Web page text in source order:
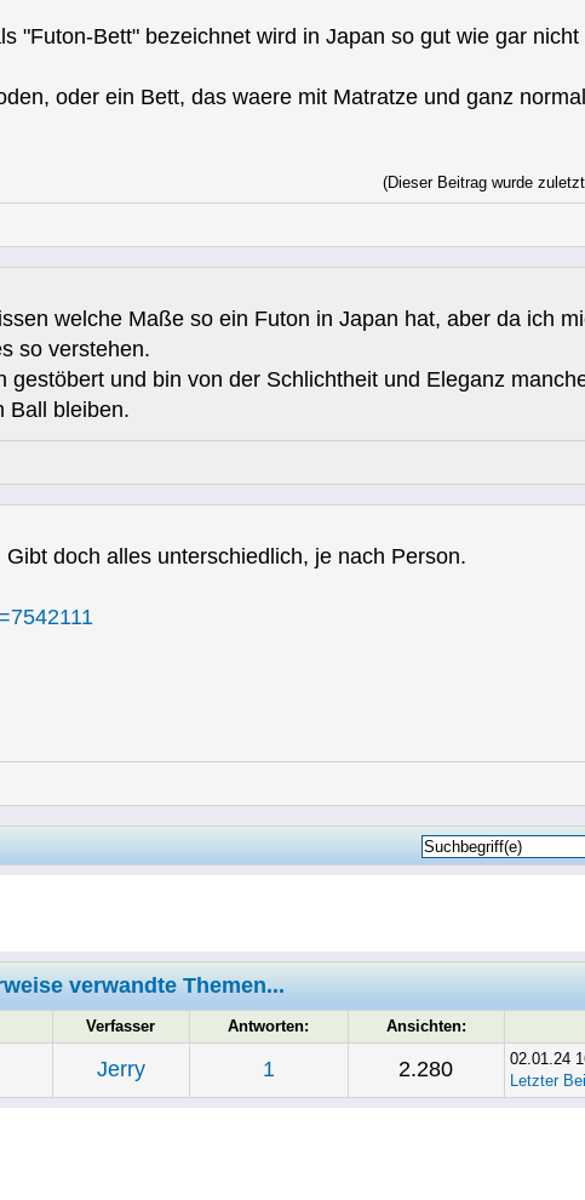
"Futon-Bett" bezeichnet wird in Japan so gut wie gar
oder ein Bett, das waere mit Matratze und ganz
(Dieser Beitrag wurde
welche Maße so ein Futon in Japan hat, aber da ich
so verstehen.
und bin von der Schlichtheit und Eleganz
Ball bleiben.
doch alles unterschiedlich, je nach Person.
verwandte Themen...
Verfasser Antworten: Ansichten:
Jerry 1 2.280
02.01.24
Letzter